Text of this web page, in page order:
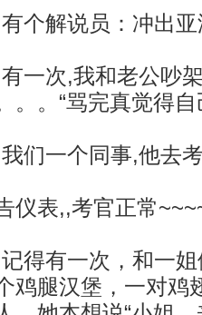
个解说员：冲出
一次,我和老公吵
。。“骂完真觉得
们一个同事,他去
仪表,,考官正常
得有一次，和一
鸡腿汉堡，一对鸡